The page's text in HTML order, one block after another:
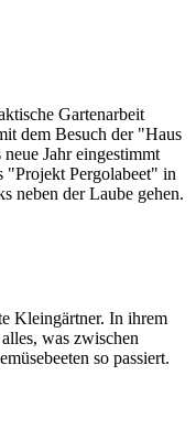
Gartenarbeit
dem Besuch der "Haus
Jahr eingestimmt
"Projekt Pergolabeet" in
neben der Laube gehen.
Kleingärtner. In ihrem
was zwischen
so passiert.